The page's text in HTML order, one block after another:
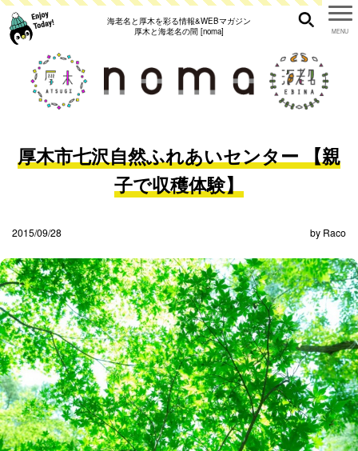
海老名と厚木を彩る情報&WEBマガジン
厚木と海老名の間 [noma]
厚木市七沢自然ふれあいセンター 【親
子で収穫体験】
2015/09/28 by Raco